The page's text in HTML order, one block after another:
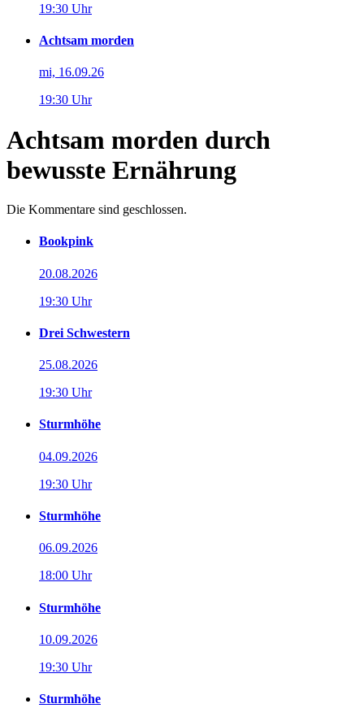
19:30 Uhr
Achtsam morden
mi, 16.09.26
19:30 Uhr
Achtsam morden durch
bewusste Ernährung
Die Kommentare sind geschlossen.
Bookpink
20.08.2026
19:30 Uhr
Drei Schwestern
25.08.2026
19:30 Uhr
Sturmhöhe
04.09.2026
19:30 Uhr
Sturmhöhe
06.09.2026
18:00 Uhr
Sturmhöhe
10.09.2026
19:30 Uhr
Sturmhöhe